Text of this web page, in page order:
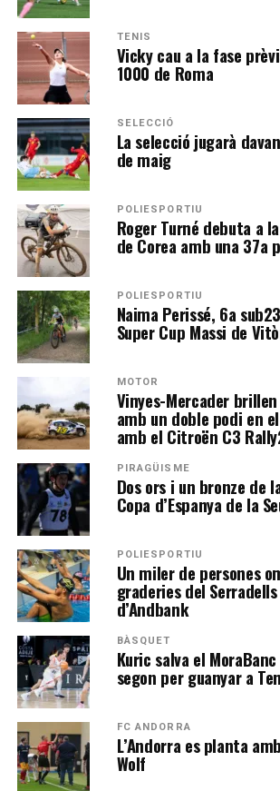
TENIS
Vicky cau a la fase
1000 de Roma
SELECCIÓ
La selecció jugarà
de maig
POLIESPORTIU
Roger Turné debuta a
de Corea amb una 37a
POLIESPORTIU
Naima Perissé, 6a
Super Cup Massi de
MOTOR
Vinyes-Mercader
amb un doble podi en
amb el Citroën C3
PIRAGÜISME
Dos ors i un bronze de
Copa d’Espanya de la
POLIESPORTIU
Un miler de persones
graderies del Serradells
d’Andbank
BÀSQUET
Kuric salva el
segon per guanyar a
FC ANDORRA
L’Andorra es planta
Wolf